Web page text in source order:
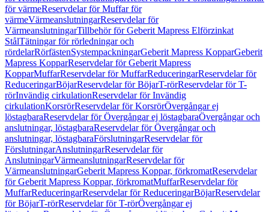
för värmeReservdelar för Muffar för
värmeVärmeanslutningarReservdelar för
VärmeanslutningarTillbehör för Geberit Mapress Elförzinkat
StålTätningar för rörledningar och
rördelarRörfästenSystempackningarGeberit Mapress KopparGeberit
Mapress KopparReservdelar för Geberit Mapress
KopparMuffarReservdelar för MuffarReduceringarReservdelar för
ReduceringarBöjarReservdelar för BöjarT-rörReservdelar för T-
rörInvändig cirkulationReservdelar för Invändig
cirkulationKorsrörReservdelar för KorsrörÖvergångar ej
löstagbaraReservdelar för Övergångar ej löstagbaraÖvergångar och
anslutningar, löstagbaraReservdelar för Övergångar och
anslutningar, löstagbaraFörslutningarReservdelar för
FörslutningarAnslutningarReservdelar för
AnslutningarVärmeanslutningarReservdelar för
VärmeanslutningarGeberit Mapress Koppar, förkromatReservdelar
för Geberit Mapress Koppar, förkromatMuffarReservdelar för
MuffarReduceringarReservdelar för ReduceringarBöjarReservdelar
för BöjarT-rörReservdelar för T-rörÖvergångar ej